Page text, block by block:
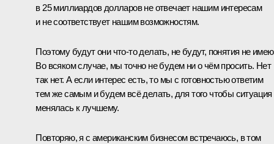
в 25 миллиардов долларов не отвечает нашим интересам
и не соответствует нашим возможностям.
Поэтому будут они что‑то делать, не будут, понятия не
Во всяком случае, мы точно не будем ни о чём просить. Нет
так нет. А если интерес есть, то мы с готовностью ответим
тем же самым и будем всё делать, для того чтобы ситуация
менялась к лучшему.
Повторяю, я с американским бизнесом встречаюсь, в том